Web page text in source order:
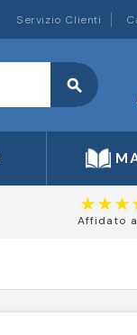
Servizio Clienti
search
Affidato